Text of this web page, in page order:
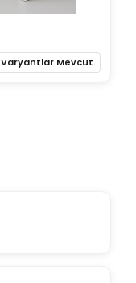
Varyantlar Mevcut